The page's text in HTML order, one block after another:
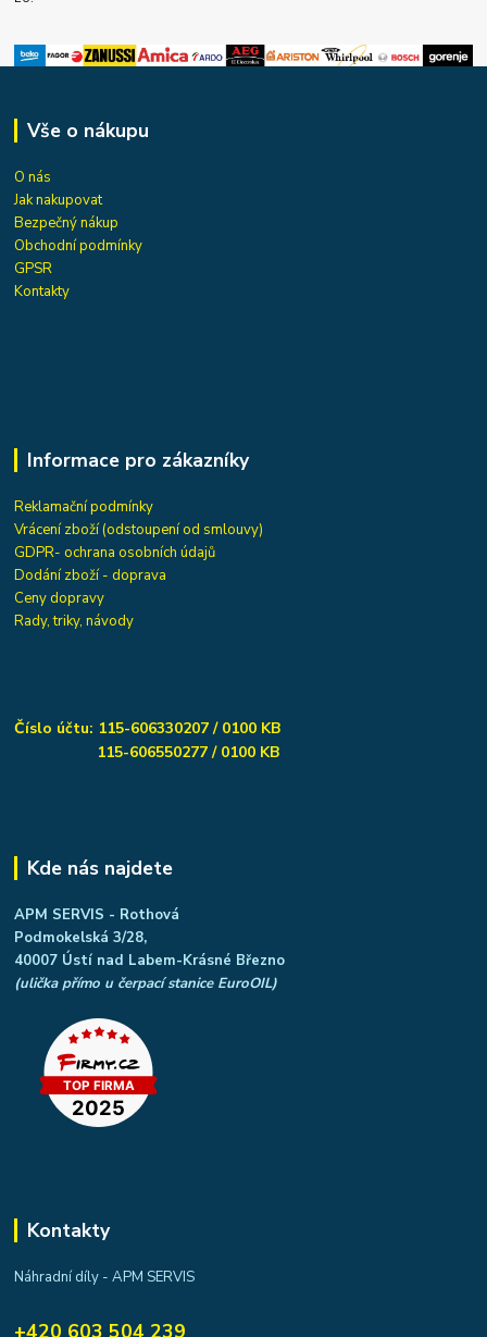
Vše o nákupu
O nás
Jak nakupovat
Bezpečný nákup
Obchodní podmínky
GPSR
Kontakty
Informace pro zákazníky
Reklamační podmínky
Vrácení zboží (odstoupení od smlouvy)
GDPR- ochrana osobních údajů
Dodání zboží - doprava
Ceny dopravy
Rady, triky, návody
Číslo účtu: 115-606330207 / 0100 KB
115-606550277 / 0100 KB
Kde nás najdete
APM SERVIS - Rothová
Podmokelská 3/28,
40007 Ústí nad Labem-Krásné Březno
(ulička přímo u čerpací stanice EuroOIL)
Kontakty
Náhradní díly - APM SERVIS
+420 603 504 239